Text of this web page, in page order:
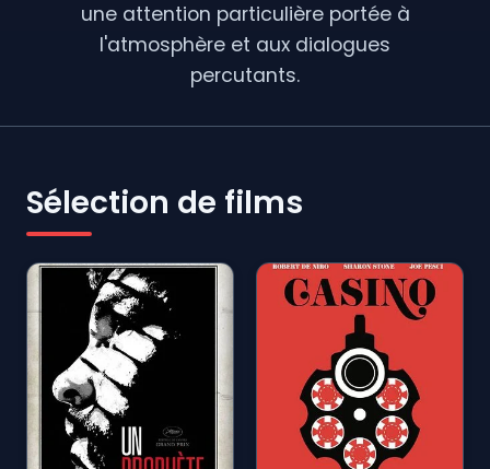
une attention particulière portée à
l'atmosphère et aux dialogues
percutants.
Sélection de films